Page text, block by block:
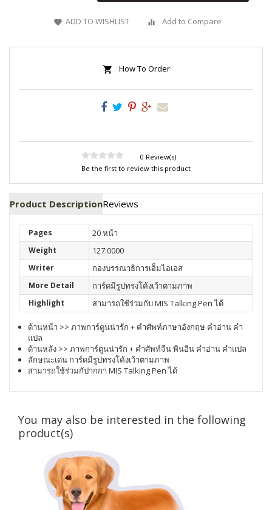
ADD TO WISHLIST Add to Compare
How To Order
0 Review(s)
Be the first to review this product
Product DescriptionReviews
Pages 20 หน้า
Weight 127.0000
Writer กองบรรณาธิการเอ็มไอเอส
More Detail การ์ดมีรูปทรงโค้งเว้าตามภาพ
Highlight สามารถใช้ร่วมกับ MIS Talking Pen ได้
ด้านหน้า >> ภาพการ์ตูนน่ารัก + คำศัพท์ภาษาอังกฤษ คำอ่าน คำ
แปล
ด้านหลัง >> ภาพการ์ตูนน่ารัก + คำศัพท์จีน พินอิน คำอ่าน คำแปล
ลักษณะเด่น การ์ดมีรูปทรงโค้งเว้าตามภาพ
สามารถใช้ร่วมกัปากกา MIS Talking Pen ได้
You may also be interested in the following
product(s)